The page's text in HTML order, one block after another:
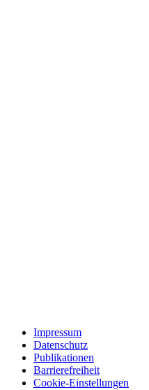
Impressum
Datenschutz
Publikationen
Barrierefreiheit
Cookie-Einstellungen